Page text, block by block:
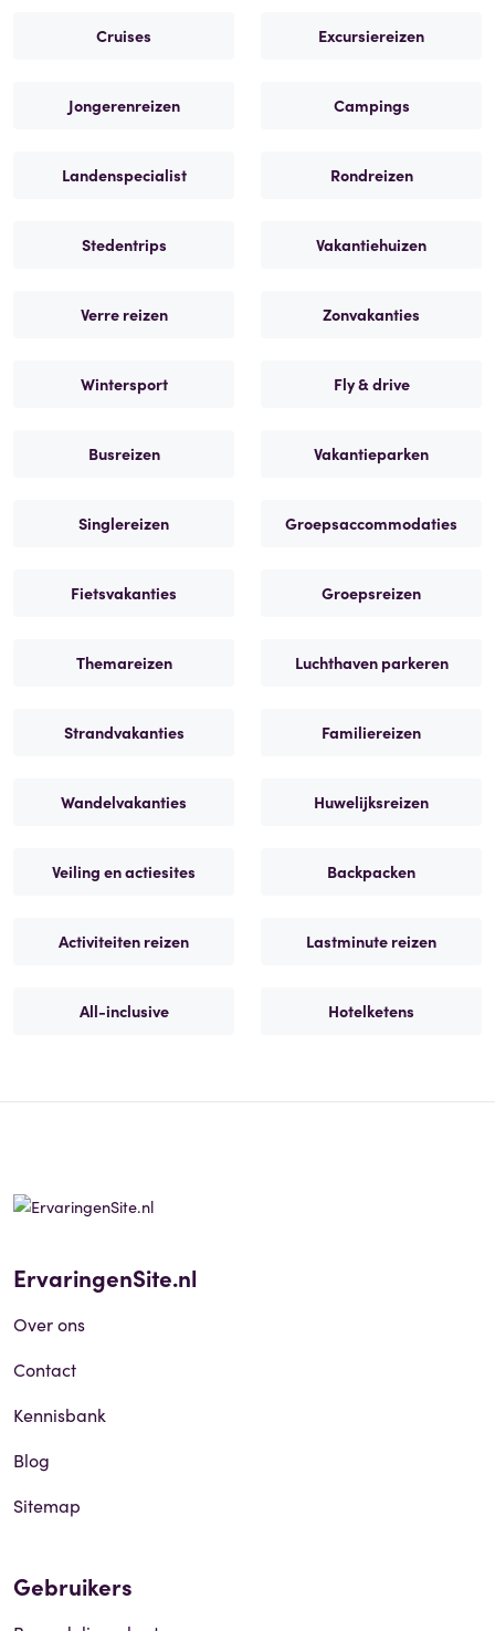
Cruises Excursiereizen
Jongerenreizen Campings
Landenspecialist Rondreizen
Stedentrips Vakantiehuizen
Verre reizen Zonvakanties
Wintersport Fly & drive
Busreizen Vakantieparken
Singlereizen Groepsaccommodaties
Fietsvakanties Groepsreizen
Themareizen Luchthaven parkeren
Strandvakanties Familiereizen
Wandelvakanties Huwelijksreizen
Veiling en actiesites Backpacken
Activiteiten reizen Lastminute reizen
All-inclusive Hotelketens
ErvaringenSite.nl
Over ons
Contact
Kennisbank
Blog
Sitemap
Gebruikers